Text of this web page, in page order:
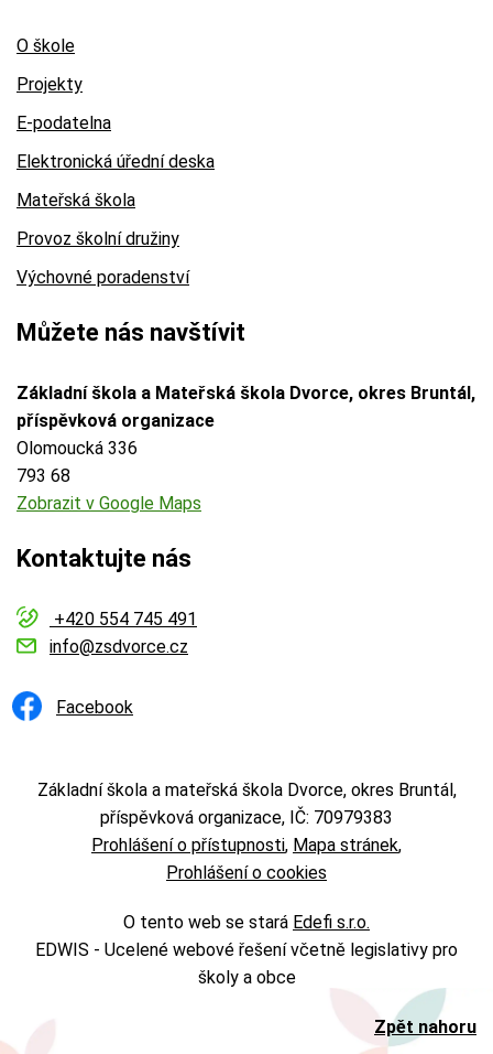
O škole
Projekty
E-podatelna
Elektronická úřední deska
Mateřská škola
Provoz školní družiny
Výchovné poradenství
Můžete nás navštívit
Základní škola a Mateřská škola Dvorce, okres Bruntál,
příspěvková organizace
Olomoucká 336
793 68
Zobrazit v Google Maps
Kontaktujte nás
+420 554 745 491
info@zsdvorce.cz
Facebook
Základní škola a mateřská škola Dvorce, okres Bruntál,
příspěvková organizace, IČ: 70979383
Prohlášení o přístupnosti Mapa stránek
Prohlášení o cookies
O tento web se stará Edefi s.r.o.
EDWIS - Ucelené webové řešení včetně legislativy pro
školy a obce
Zpět nahoru